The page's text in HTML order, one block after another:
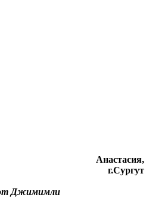
Анастасия,
г.Сургут